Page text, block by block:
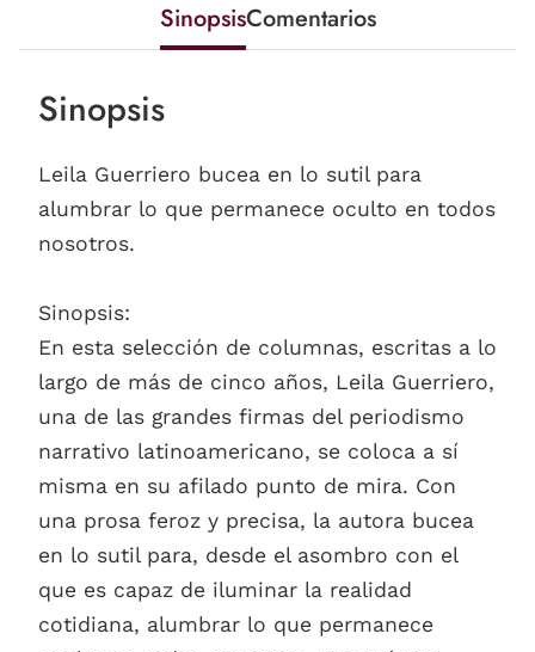
SinopsisComentarios
Sinopsis
Leila Guerriero bucea en lo sutil para
alumbrar lo que permanece oculto en todos
nosotros.
Sinopsis:
En esta selección de columnas, escritas a lo
largo de más de cinco años, Leila Guerriero,
una de las grandes firmas del periodismo
narrativo latinoamericano, se coloca a sí
misma en su afilado punto de mira. Con
una prosa feroz y precisa, la autora bucea
en lo sutil para, desde el asombro con el
que es capaz de iluminar la realidad
cotidiana, alumbrar lo que permanece